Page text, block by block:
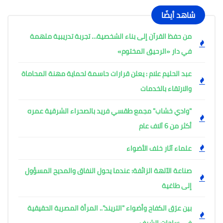
شاهد أيضًا
من حفظ القرآن إلى بناء الشخصية… تجربة تدريبية ملهمة
في دار «الرحيق المختوم»
عبد الحليم علام : يعلن قرارات حاسمة لحماية مهنة المحاماة
والارتقاء بالخدمات
"وادي خشاب" مجمع طقسي فريد بالصحراء الشرقية عمره
أكثر من 6 آلاف عام
علماء آثار خلف الأضواء
صناعة الآلهة الزائفة: عندما يحول النفاق والمديح المسؤول
إلى طاغية
بين عرَق الكفاح وأضواء "التريند".. المرأة المصرية الحقيقية